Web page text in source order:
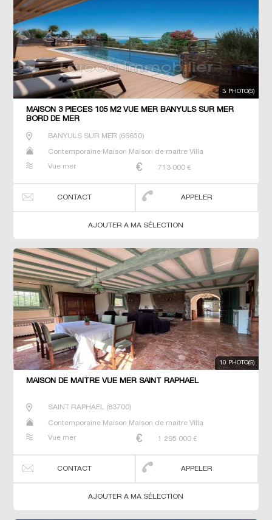
3 PHOTO(S)
MAISON 3 PIECES 105 M2 VUE MER BANYULS SUR MER
BORD DE MER
BANYULS SUR MER (66650)
Contemporaine Maison Maison de maitre Villa
Vue mer 713 000 €
CONTACT APPELER
AJOUTER A MA SÉLECTION
10 PHOTO(S)
MAISON DE MAÎTRE VUE MER SAINT RAPHAEL
SAINT RAPHAEL (83700)
Contemporaine Maison Maison de maitre Villa
Vue mer 1 295 000 €
CONTACT APPELER
AJOUTER A MA SÉLECTION